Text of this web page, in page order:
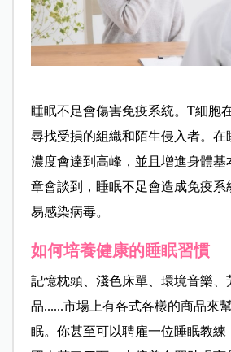
睡眠不足會傷害免疫系統。 T細胞
尋找受損的組織和陌生侵入者。在
濃度會達到高峰，並且增進身體基
章會談到，睡眠不足會造成免疫系
易感染病毒。
如何培養健康的睡眠習慣
記憶枕頭、淺色床單、環境音樂、
品......市場上有各式各樣的商品來
眠。你甚至可以聘雇一位睡眠教練